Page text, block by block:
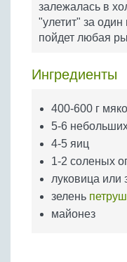
Бобовые
Яйца
залежалась в
"улетит" за
пойдет любая
Ингредиенты
400-600 г
5-6
4-5 яиц
1-2 соленых
луковица или
зелень
майонез